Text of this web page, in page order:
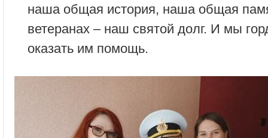
наша общая история, наша общая
ветеранах – наш святой долг. И мы
оказать им помощь.